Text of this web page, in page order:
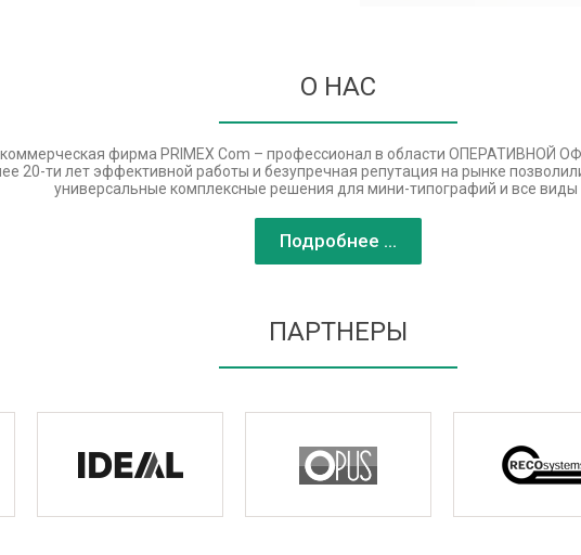
О НАС
коммерческая фирма PRIMEX Com – профессионал в области ОПЕРАТИВНОЙ
20-ти лет эффективной работы и безупречная репутация на рынке
универсальные комплексные решения для мини-типографий и все виды
Подробнее ...
ПАРТНЕРЫ